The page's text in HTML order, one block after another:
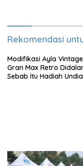
Rekomendasi
Modifikasi Ayla
Gran Max Retro
Sebab Itu Hadiah